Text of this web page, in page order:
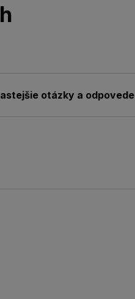
otázky a odpovede